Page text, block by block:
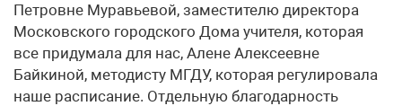
Петровне Муравьевой, заместителю директора
Московского городского Дома учителя, которая
все придумала для нас, Алене Алексеевне
Байкиной, методисту МГДУ, которая регулировала
наше расписание. Отдельную благодарность